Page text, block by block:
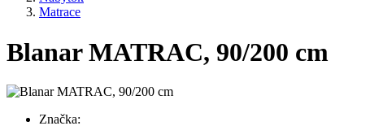
Matrace
Blanar MATRAC, 90/200 cm
Značka: